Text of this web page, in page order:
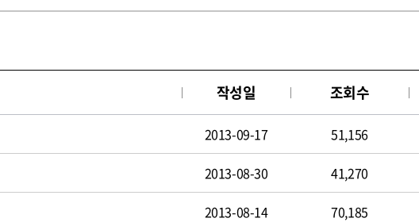
작성일 조회수
2013-09-17 51,156
2013-08-30 41,270
2013-08-14 70,185